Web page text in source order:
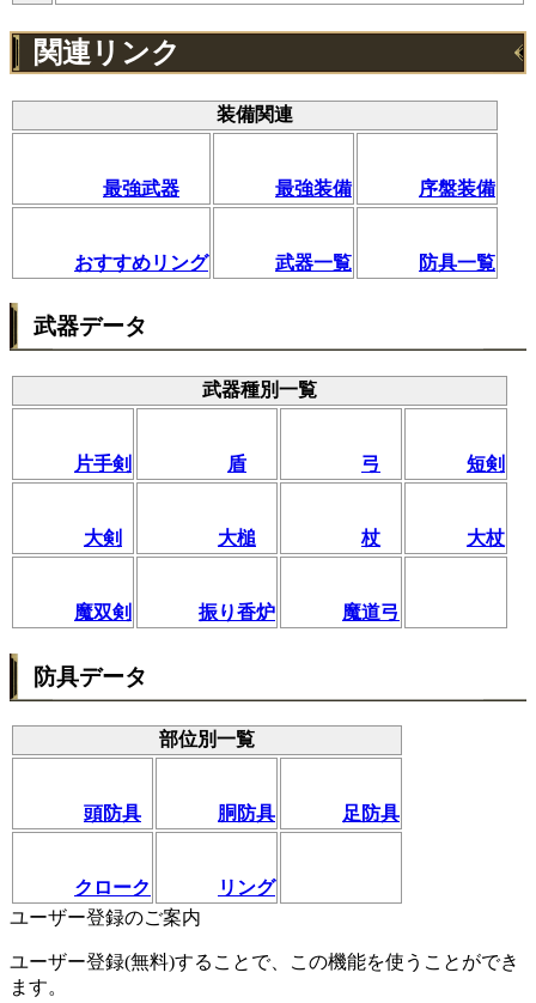
関連リンク
装備関連
最強武器 最強装備 序盤装備
おすすめリング 武器一覧 防具一覧
武器データ
武器種別一覧
片手剣 盾 弓 短剣
大剣 大槌 杖 大杖
魔双剣 振り香炉 魔道弓
防具データ
部位別一覧
頭防具 胴防具 足防具
クローク
リング
ユーザー登録のご案内
ユーザー登録(無料)することで、この機能を使うことができ
ます。